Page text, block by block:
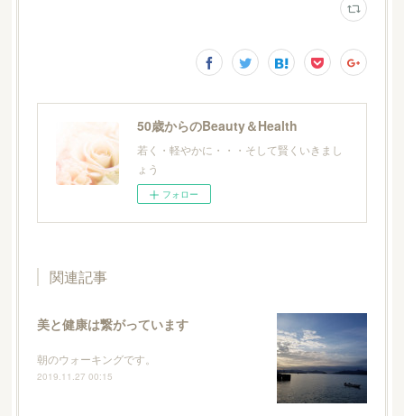
50歳からのBeauty＆Health
若く・軽やかに・・・そして賢くいきまし
ょう
フォロー
関連記事
美と健康は繋がっています
朝のウォーキングです。
2019.11.27 00:15